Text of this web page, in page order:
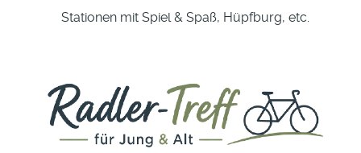
Stationen mit Spiel & Spaß, Hüpfburg, etc.